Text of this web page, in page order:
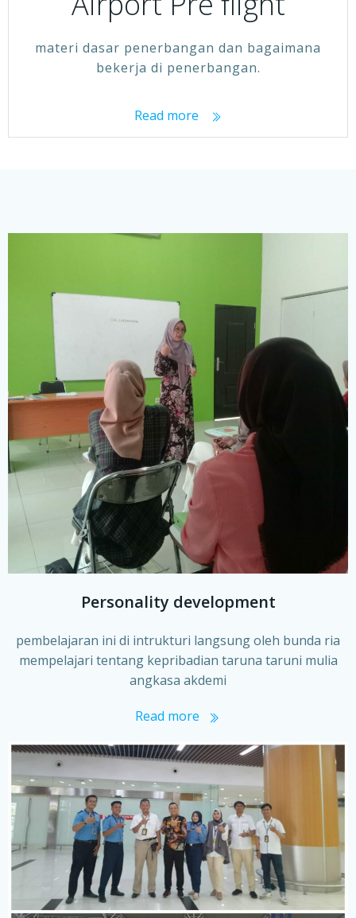
materi dasar penerbangan dan bagaimana
bekerja di penerbangan.
Read more
Personality development
pembelajaran ini di intrukturi langsung oleh bunda ria
mempelajari tentang kepribadian taruna taruni mulia
angkasa akdemi
Read more